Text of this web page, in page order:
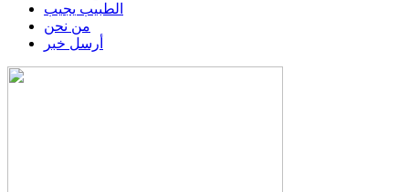
الطبيب يجيب
من نحن
أرسل خبر